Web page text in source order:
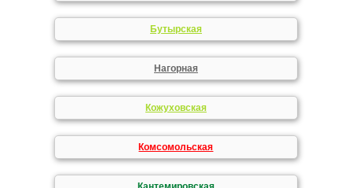
Бутырская
Нагорная
Кожуховская
Комсомольская